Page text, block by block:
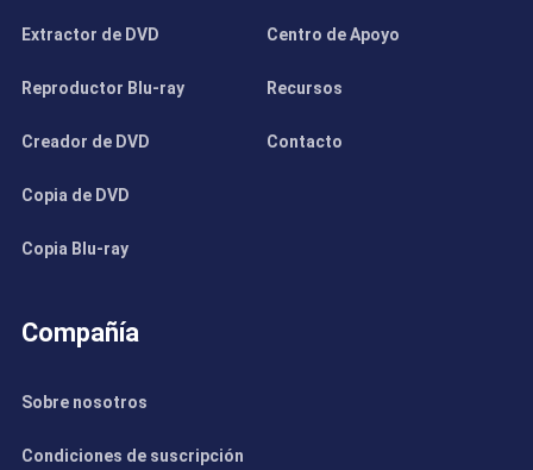
Extractor de DVD
Reproductor Blu-ray
Creador de DVD
Copia de DVD
Copia Blu-ray
Centro de Apoyo
Recursos
Contacto
Compañía
Sobre nosotros
Condiciones de suscripción